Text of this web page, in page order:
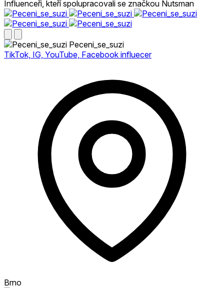
Influenceři, kteří spolupracovali se značkou Nutsman
Peceni_se_suzi
TikTok, IG, YouTube, Facebook influecer
Brno